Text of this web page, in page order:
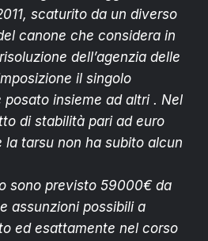
scaturito da un diverso
canone che considera in
dell’agenzia delle
il singolo
insieme ad altri . Nel
di stabilità pari ad euro
tarsu non ha subito alcun
sono previsto 59000€ da
assunzioni possibili a
ed esattamente nel corso